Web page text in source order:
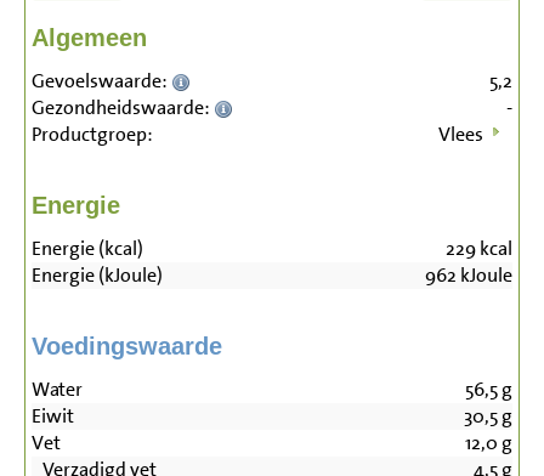
Algemeen
Gevoelswaarde:
5,2
Gezondheidswaarde:
-
Productgroep:
Vlees
Energie
Energie (kcal) 229kcal
Energie (kJoule)
962 kJoule
Voedingswaarde
Water 56,5g
Eiwit
30,5g
Vet
12,0 g
Verzadigd vet
4,5g